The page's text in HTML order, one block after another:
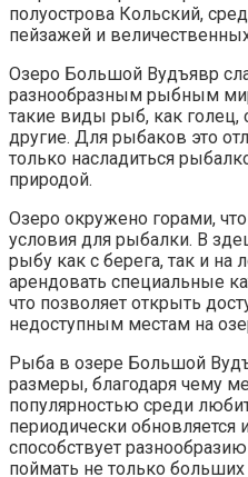
полуострова Кольский,
пейзажей и
Озеро Большой Вудъявр
разнообразным рыбным
такие виды рыб, как голец,
другие. Для рыбаков это
только насладиться
природой.
Озеро окружено горами,
условия для рыбалки. В
рыбу как с берега, так и на
арендовать специальные
что позволяет открыть
недоступным местам на
Рыба в озере Большой
размеры, благодаря чему
популярностью среди
периодически обновляется
способствует
поймать не только